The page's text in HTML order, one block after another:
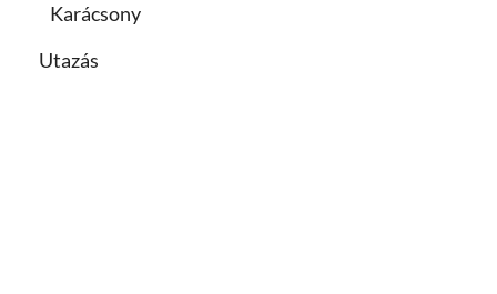
Karácsony
Utazás